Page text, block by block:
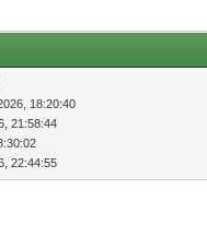
18:20:40
21:58:44
22:44:55